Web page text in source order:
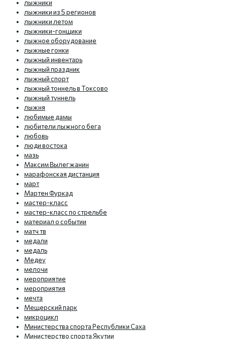
лыжники
лыжники из 5 регионов
лыжники летом
лыжники-гонщики
лыжное оборудование
лыжные гонки
лыжный инвентарь
лыжный праздник
лыжный спорт
лыжный тоннель в Токсово
лыжный туннель
лыжня
любимые дамы
любители лыжного бега
любовь
люди востока
мазь
Максим Вылегжанин
марафонская дистанция
март
Мартен Фуркад
мастер-класс
мастер-класс по стрельбе
материал о событии
матч тв
медали
медаль
Медеу
мелочи
мероприятие
мероприятия
мечта
Мещерский парк
микроцикл
Министерства спорта Республики Саха
Министерство спорта Якутии